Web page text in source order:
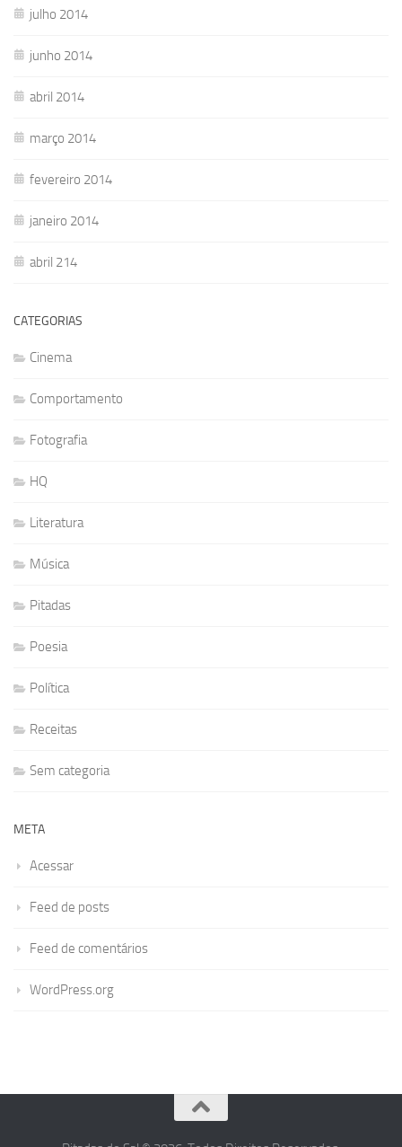
julho 2014
junho 2014
abril 2014
março 2014
fevereiro 2014
janeiro 2014
abril 214
CATEGORIAS
Cinema
Comportamento
Fotografia
HQ
Literatura
Música
Pitadas
Poesia
Política
Receitas
Sem categoria
META
Acessar
Feed de posts
Feed de comentários
WordPress.org